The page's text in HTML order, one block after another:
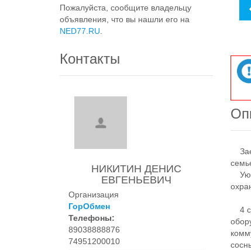
Пожалуйста, сообщите владельцу
объявления, что вы нашли его на
NED77.RU
Контакты
НИКИТИН ДЕНИС
ЕВГЕНЬЕВИЧ
Организация
ГорОбмен
Телефоны:
89038888876
74951200010
4